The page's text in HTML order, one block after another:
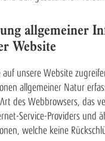
allgemeiner
Website
auf unsere Website
allgemeiner Natur
des Webbrowsers, das
Service-Providers und
welche keine